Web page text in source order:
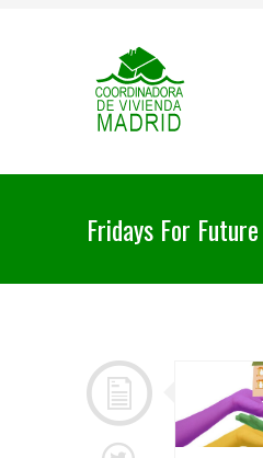
Fridays For Future